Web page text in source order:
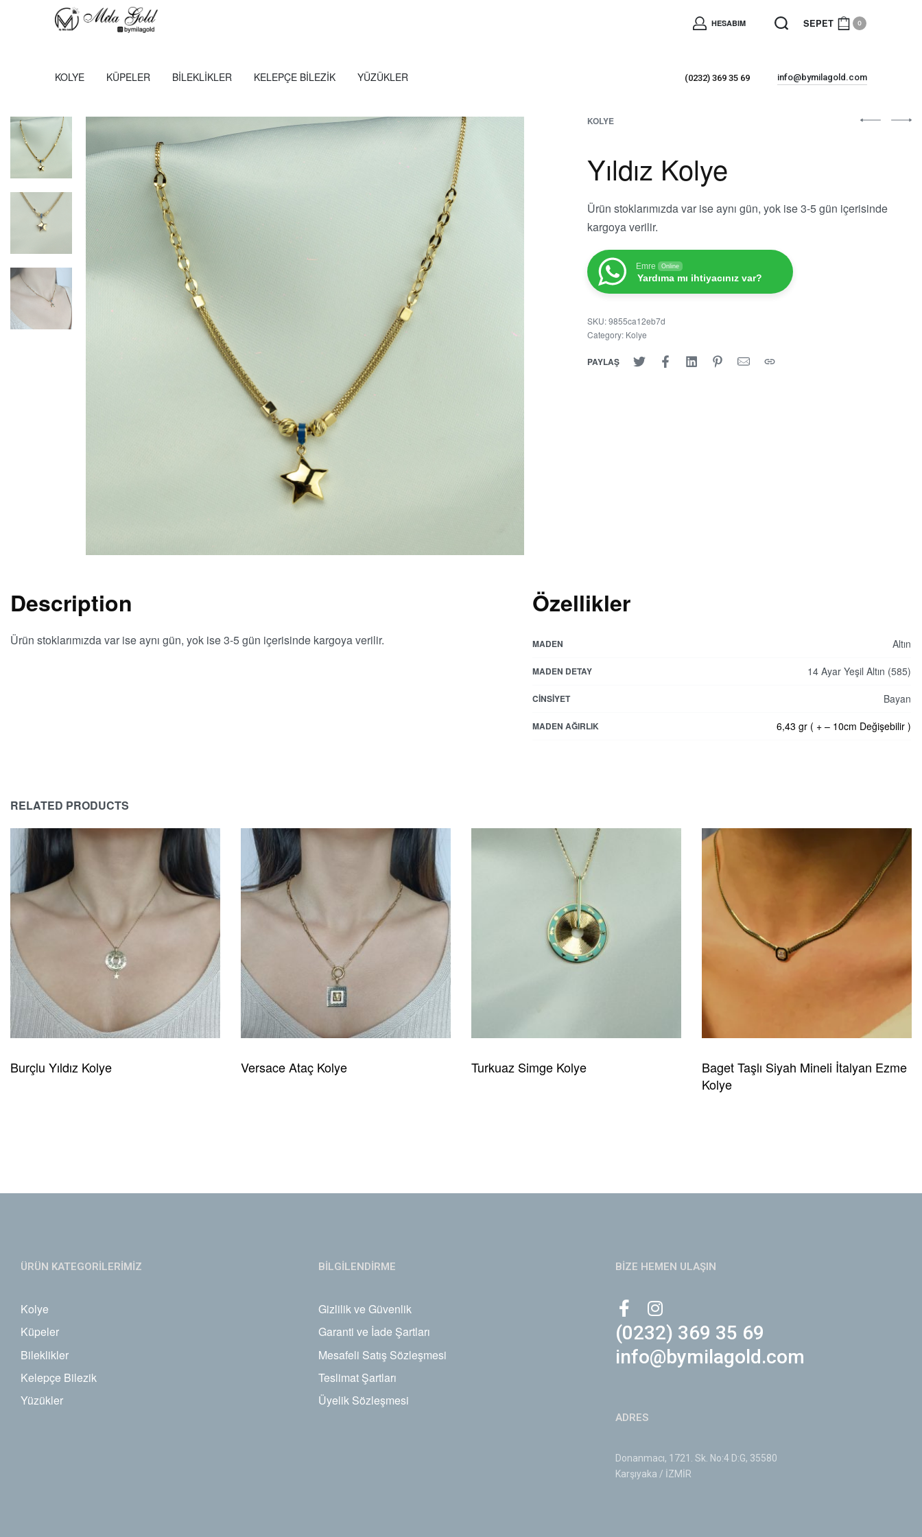
HESABIM SEPET 0
KOLYE KÜPELER BILEKLIKLER KELEPÇE BILEZIK YÜZÜKLER (0232) 369 35 69 info@bymilagold.com
KOLYE
Yıldız Kolye
Ürün stoklarımızda var ise aynı gün, yok ise 3-5 gün içerisinde
kargoya verilir.
Emre Online
Yardıma mı ihtiyacınız var?
SKU:9855ca12eb7d
Category: Kolye
PAYLAŞ
Description
Ürün stoklarımızda var ise aynı gün, yok ise 3-5 gün içerisinde kargoya verilir.
Özellikler
MADEN Altın
MADEN DETAY 14 Ayar Yeşil Altın (585)
CINSIYET Bayan
MADEN AĞIRLIK 6,43 gr ( + – 10cm Değişebilir )
RELATED PRODUCTS
Burçlu Yıldız Kolye Versace Ataç Kolye Turkuaz Simge Kolye
Baget Taşlı Siyah Mineli İtalyan Ezme
Kolye
ÜRÜN KATEGORİLERİMİZ
Kolye
Küpeler
Bileklikler
Kelepçe Bilezik
Yüzükler
BİLGİLENDİRME
Gizlilik ve Güvenlik
Garanti ve İade Şartları
Mesafeli Satış Sözleşmesi
Teslimat Şartları
Üyelik Sözleşmesi
BİZE HEMEN ULAŞIN
(0232) 369 35 69
info@bymilagold.com
ADRES
Donanmacı, 1721. Sk. No:4 D:G, 35580
Karşıyaka / İZMİR